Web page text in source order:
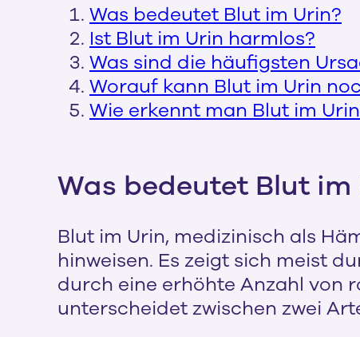
Was bedeutet Blut im Urin?
Ist Blut im Urin harmlos?
Was sind die häufigsten
Worauf kann Blut im Urin
Wie erkennt man Blut im
Was bedeutet Blut im
Blut im Urin, medizinisch als
hinweisen. Es zeigt sich meist
durch eine erhöhte Anzahl von
unterscheidet zwischen zwei